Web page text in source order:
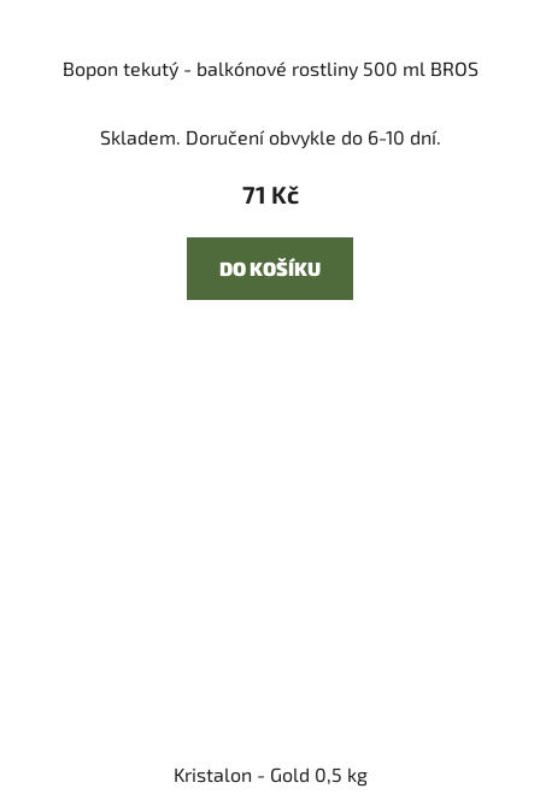
Bopon tekutý - balkónové rostliny 500 ml BROS
Skladem. Doručení obvykle do 6-10 dní.
71 Kč
DO KOŠÍKU
Kristalon - Gold 0,5 kg